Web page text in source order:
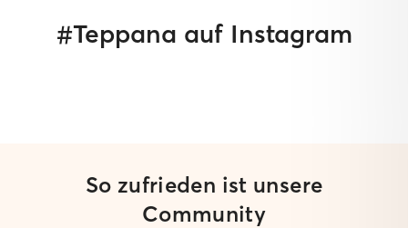
#Teppana auf Instagram
So zufrieden ist unsere
Community